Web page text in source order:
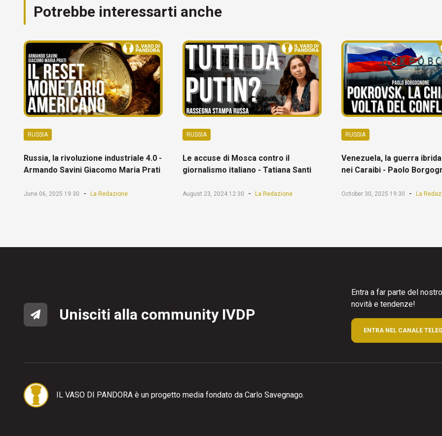
Potrebbe interessarti anche
RUSSIA
Russia, la rivoluzione industriale 4.0 -
Armando Savini Giacomo Maria Prati
June 06, 2025 19:30 - La Redazione
RUSSIA
Le accuse di Mosca contro il
giornalismo italiano - Tatiana Santi
August 23, 2024 12:30 - La Redazione
RUSSIA
Venezuela, la guerra
nei Caraibi - Paolo
October 30, 2025 19:30 - La
Unisciti alla community IVDP
Entra a far parte del
novità e tendenze!
ENTRA NEL CANALE
IL VASO DI PANDORA è un progetto media fondato da Carlo Savegnago.